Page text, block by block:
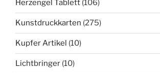
Herzengel Tablett (106)
Kunstdruckkarten (275)
Kupfer Artikel (10)
Lichtbringer (10)